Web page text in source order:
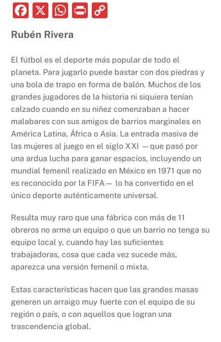
F
a
c
e
b
o
o
k
X
W
at
s
A
p
p
P
y
Li
n
k
Rubén Rivera
El fútbol es el deporte más popular de todo el
planeta. Para jugarlo puede bastar con dos piedras y
una bola de trapo en forma de balón. Muchos de los
grandes jugadores de la historia ni siquiera tenían
calzado cuando en su niñez comenzaban a hacer
malabares con sus amigos de barrios marginales en
América Latina, África o Asia. La entrada masiva de
las mujeres al juego en el siglo XXI —que pasó por
una ardua lucha para ganar espacios, incluyendo un
mundial femenil realizado en México en 1971 que no
es reconocido por la FIFA— lo ha convertido en el
único deporte auténticamente universal.
Resulta muy raro que una fábrica con más de 11
obreros no arme un equipo o que un barrio no tenga su
equipo local y, cuando hay las suficientes
trabajadoras, cosa que cada vez sucede más,
aparezca una versión femenil o mixta.
Estas características hacen que las grandes masas
generen un arraigo muy fuerte con el equipo de su
región o país, o con aquellos que logran una
trascendencia global.